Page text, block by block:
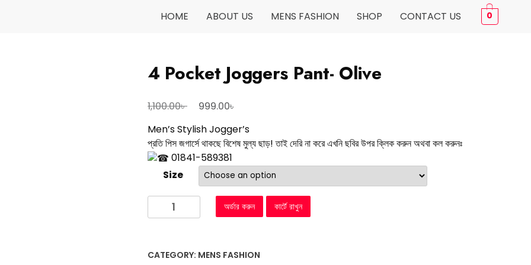
HOME ABOUT US MENS FASHION SHOP CONTACT US 0
4 Pocket Joggers Pant- Olive
1,100.00৳ 999.00৳
Men’s Stylish Jogger’s
প্রতি পিস জগার্সে থাকছে বিশেষ মুল্য ছাড়! তাই দেরি না করে এখনি ছবির উপর ক্লিক করুন অথবা কল করুনঃ
01841-589381
Size
অর্ডার করুন কার্টে রাখুন
CATEGORY: MENS FASHION